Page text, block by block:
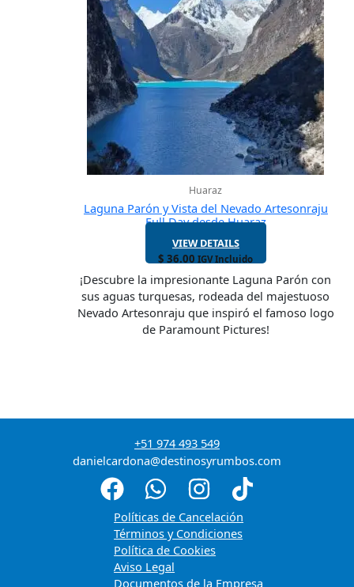
Huaraz
Laguna Parón y Vista del Nevado Artesonraju
Full Day desde Huaraz
VIEW DETAILS
$ 36.00 IGV Incluido
¡Descubre la impresionante Laguna Parón con
sus aguas turquesas, rodeada del majestuoso
Nevado Artesonraju que inspiró el famoso logo
de Paramount Pictures!
+51 974 493 549
danielcardona@destinosyrumbos.com
Políticas de Cancelación
Términos y Condiciones
Política de Cookies
Aviso Legal
Documentos de la Empresa